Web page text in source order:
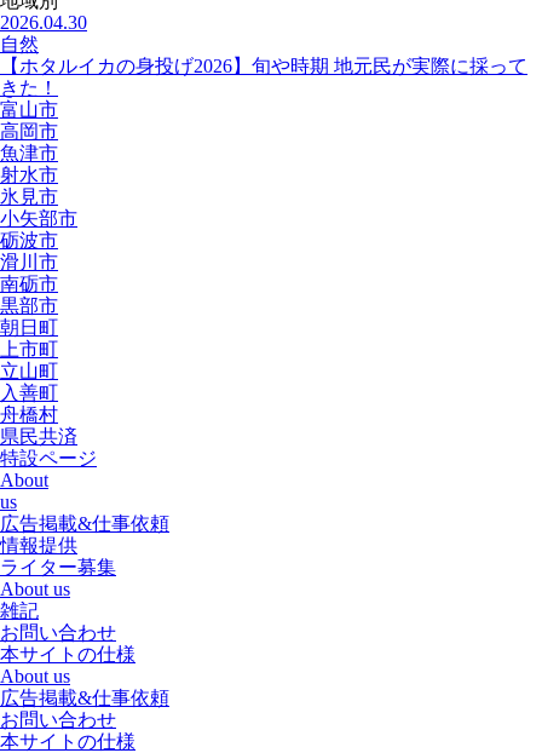
2026.04.30
自然
【ホタルイカの身投げ2026】旬や時期 地元民が実際に採って
きた！
富山市
高岡市
魚津市
射水市
氷見市
小矢部市
砺波市
滑川市
南砺市
黒部市
朝日町
上市町
立山町
入善町
舟橋村
県民共済
特設ページ
About
us
広告掲載&仕事依頼
情報提供
ライター募集
About us
雑記
お問い合わせ
本サイトの仕様
About us
広告掲載&仕事依頼
お問い合わせ
本サイトの仕様